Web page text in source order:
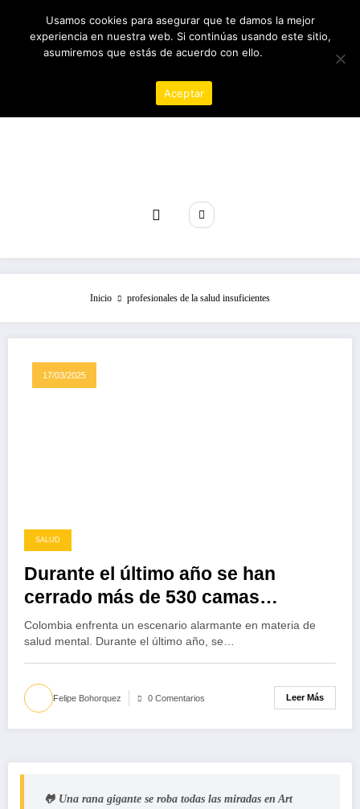
contenido
06/08/2026 3:33:35 AM
Inicio profesionales de la salud insuficientes
17/03/2025
SALUD
Durante el último año se han
cerrado más de 530 camas
destinadas a la atención
psiquiátrica
Colombia enfrenta un escenario alarmante en materia de
salud mental. Durante el último año, se…
Felipe Bohorquez 0 Comentarios Leer Más
🐸 Una rana gigante se roba todas las miradas en Art
Usamos cookies para asegurar que te damos la mejor
experiencia en nuestra web. Si continúas usando este sitio,
asumiremos que estás de acuerdo con ello.
Aceptar